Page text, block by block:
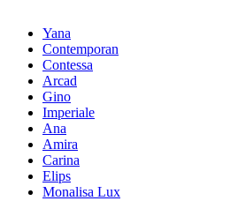
Yana
Contemporan
Contessa
Arcad
Gino
Imperiale
Ana
Amira
Carina
Elips
Monalisa Lux